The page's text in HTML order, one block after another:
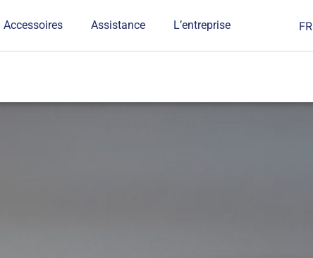
Accessoires Assistance L’entreprise FR